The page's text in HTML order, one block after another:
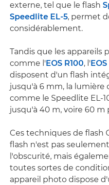
externe, tel que le flash
Speedlite EL-5, permet
considérablement.
Tandis que les appareils
comme l' EOS R100, l'
disposent d'un flash
jusqu'à 6 mm, la lumière
comme le Speedlite EL-
jusqu'à 40 m, voire 60 m
Ces techniques de flash
flash n'est pas
l'obscurité, mais
toutes sortes de
appareil photo dispose